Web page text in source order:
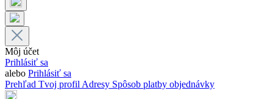
Môj účet
Prihlásiť sa
alebo Prihlásiť sa
Prehľad Tvoj profilAdresy Spôsob platby objednávky